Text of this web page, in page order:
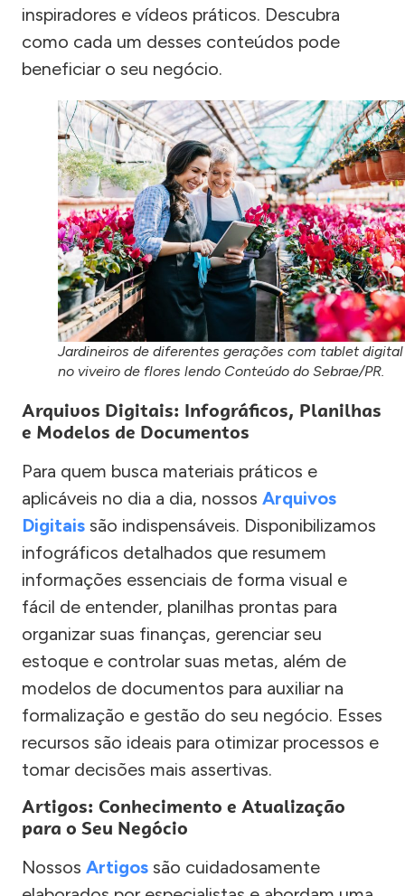
inspiradores e vídeos práticos. Descubra
como cada um desses conteúdos pode
beneficiar o seu negócio.
Jardineiros de diferentes gerações com tablet digital
no viveiro de flores lendo Conteúdo do Sebrae/PR.
Arquivos Digitais: Infográficos, Planilhas
e Modelos de Documentos
Para quem busca materiais práticos e
aplicáveis no dia a dia, nossos Arquivos
Digitais são indispensáveis. Disponibilizamos
infográficos detalhados que resumem
informações essenciais de forma visual e
fácil de entender, planilhas prontas para
organizar suas finanças, gerenciar seu
estoque e controlar suas metas, além de
modelos de documentos para auxiliar na
formalização e gestão do seu negócio. Esses
recursos são ideais para otimizar processos e
tomar decisões mais assertivas.
Artigos: Conhecimento e Atualização
para o Seu Negócio
Nossos Artigos são cuidadosamente